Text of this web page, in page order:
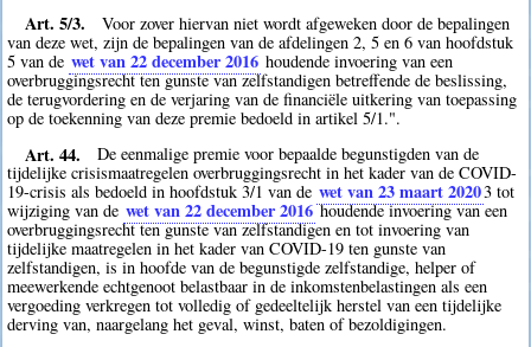
Art. 5/3.
Voor zover hiervan niet wordt afgeweken door de bepalingen
van deze wet, zijn de bepalingen van de afdelingen 2, 5 en 6 van hoofdstuk
5 van de wet van 22 december 2016 houdende invoering van een
overbruggingsrecht ten gunste van zelfstandigen betreffende de beslissing,
de terugvordering en de verjaring van de financiële uitkering van toepassing
op de toekenning van deze premie bedoeld in artikel 5/1.".
Art. 44.
De eenmalige premie voor bepaalde begunstigden van de
tijdelijke crisismaatregelen overbruggingsrecht in het kader van de COVID-
19-crisis als bedoeld in hoofdstuk 3/1 van de wet van 23 maart 20203 tot
wijziging van de wet van 22 december 2016houdende invoering van een
overbruggingsrecht ten gunste van zelfstandigen en tot invoering van
tijdelijke maatregelen in het kader van COVID-19 ten gunste van
zelfstandigen, is in hoofde van de begunstigde zelfstandige, helper of
meewerkende echtgenoot belastbaar in de inkomstenbelastingen als een
vergoeding verkregen tot volledig of gedeeltelijk herstel van een tijdelijke
derving van, naargelang het geval, winst, baten of bezoldigingen.